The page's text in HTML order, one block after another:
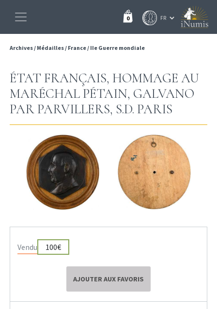
0
Archives/ Médailles/ France/ IIe Guerre mondiale
ÉTAT FRANÇAIS, HOMMAGE AU
MARÉCHAL PÉTAIN, GALVANO
PAR PARVILLERS, S.D. PARIS
Vendu 100€
AJOUTER AUX FAVORIS